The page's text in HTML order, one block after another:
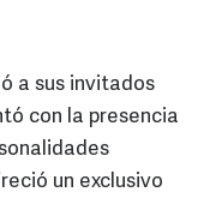
a sus invitados
con la presencia
un exclusivo